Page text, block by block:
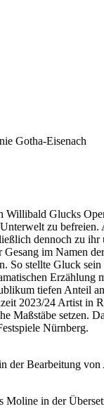
Gotha-Eisenach
Willibald Glucks
zu
dennoch zu
im Namen
So stellte Gluck
tiefen Anteil
2023/24 Artist in
Maßstäbe setzen.
Nürnberg.
der Bearbeitung
Moline in der